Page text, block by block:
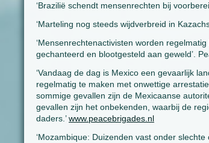
‘Brazilië schendt mensenrechten bij
‘Marteling nog steeds wijdverbreid in
‘Mensenrechtenactivisten worden
gechanteerd en blootgesteld aan geweld’.
‘Vandaag de dag is Mexico een gevaarlijk
regelmatig te maken met onwettige
sommige gevallen zijn de Mexicaanse
gevallen zijn het onbekenden, waarbij de
daders.’www.peacebrigades.nl
‘Mozambique: Duizenden vast onder